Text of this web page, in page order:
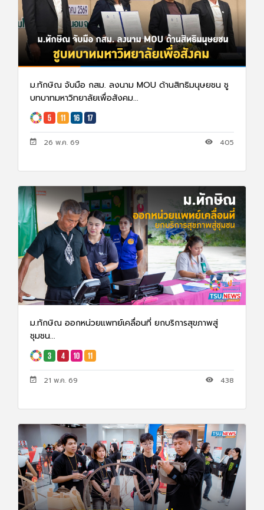
ม.ทักษิณ จับมือ กสม. ลงนาม MOU ด้านสิทธิมนุษยชน ชู
บทบาทมหาวิทยาลัยเพื่อสังคม...
26 พ.ค. 69 405
ม.ทักษิณ ออกหน่วยแพทย์เคลื่อนที่ ยกบริการสุขภาพสู่
ชุมชน...
21 พ.ค. 69 438